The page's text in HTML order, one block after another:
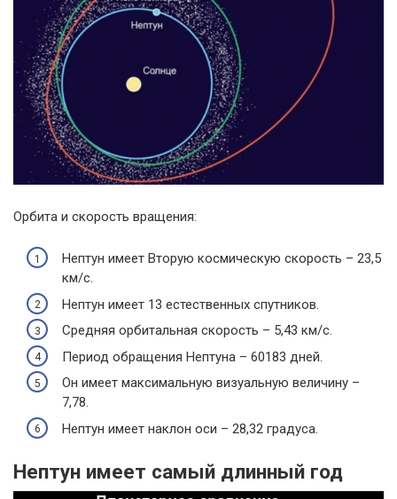
Орбита и скорость вращения:
Нептун имеет Вторую космическую скорость – 23,5
км/с.
Нептун имеет 13 естественных спутников.
Средняя орбитальная скорость – 5,43 км/с.
Период обращения Нептуна – 60183 дней.
Он имеет максимальную визуальную величину –
7,78.
Нептун имеет наклон оси – 28,32 градуса.
Нептун имеет самый длинный год